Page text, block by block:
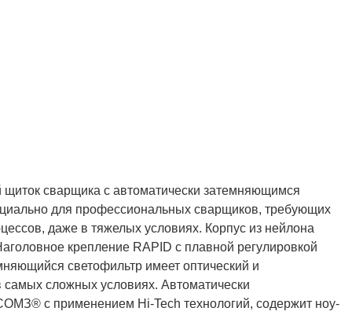
рыбацкий
специальной цене!
Костюм по ЛУЧШЕЙ ЦЕНЕ!
сварщика с автоматически затемняющимся
для профессиональных сварщиков, требующих
даже в тяжелых условиях. Корпус из нейлона
крепление RAPID с плавной регулировкой
светофильтр имеет оптический и
самых сложных условиях. Автоматически
с применением Hi-Tech технологий, содержит ноу-